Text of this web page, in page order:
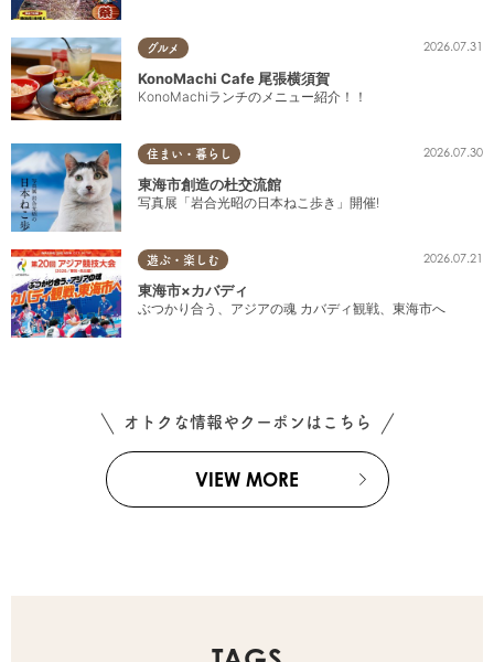
グルメ 2026.07.31
KonoMachi Cafe 尾張横須賀
KonoMachiランチのメニュー紹介！！
住まい・暮らし 2026.07.30
東海市創造の杜交流館
写真展「岩合光昭の日本ねこ歩き」開催!
遊ぶ・楽しむ 2026.07.21
東海市×カバディ
ぶつかり合う、アジアの魂 カバディ観戦、東海市へ
オトクな情報やクーポンはこちら
VIEW MORE